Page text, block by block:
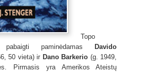
Topo
paminėdamas
Davido
50 vieta) ir Dano Barkerio (g. 1949,
Pirmasis yra Amerikos Ateistų